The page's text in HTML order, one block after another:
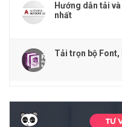
Hướng dẫn tải
nhất
Tải trọn bộ